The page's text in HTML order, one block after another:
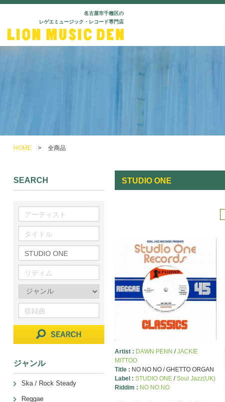
名古屋市千種区の
レゲエミュージック・レコード専門店
HOME > 全商品
STUDIO ONE
Artist : DAWN PENN /JACKIE
MITTOO
Title : NO NO NO / GHETTO ORGAN
Label :STUDIO ONE /Soul Jazz(UK)
Riddim : NO NO NO
SEARCH
ジャンル
Ska / Rock Steady
Reggae